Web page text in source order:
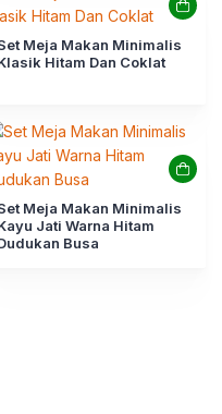
Meja Makan Minimalis
Hitam Dan Coklat
Meja Makan Minimalis
Jati Warna Hitam
Busa